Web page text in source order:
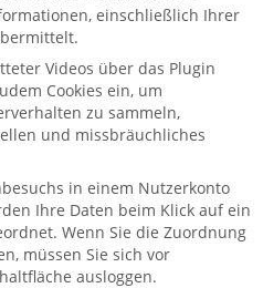
einschließlich Ihrer
Videos über das Plugin
Cookies ein, um
zu sammeln,
und missbräuchliches
in einem Nutzerkonto
Ihre Daten beim Klick auf ein
Wenn Sie die Zuordnung
müssen Sie sich vor
ausloggen.